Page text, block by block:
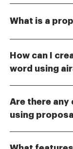
What is a
professional
airSlate
How can I
word using
template from
document.
Are there
using